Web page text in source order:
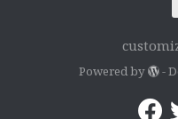
Powered by -